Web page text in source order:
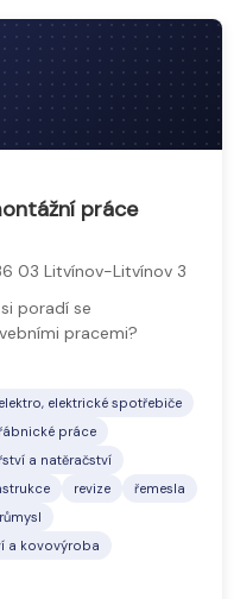
práce
03 Litvínov-Litvínov 3
poradí se
pracemi?
elektro, elektrické spotřebiče
práce
a natěračství
revize
řemesla
a kovovýroba